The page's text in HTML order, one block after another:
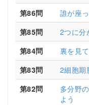
第86問 誰が座
第85問
2つに分
第84問
裏を見
第83問
2細胞期
第82問
多分野
よう